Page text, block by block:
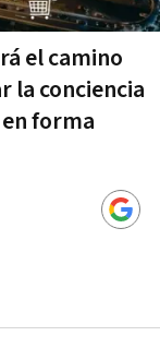
el camino
la conciencia
forma